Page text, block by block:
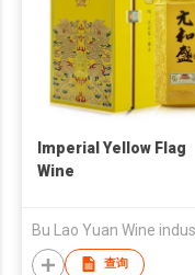
Imperial Yellow Flag
Wine
查询